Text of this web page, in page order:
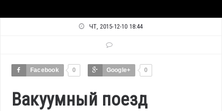
ЧТ, 2015-12-10 18:44
Facebook 0 Google+ 0
Вакуумный поезд